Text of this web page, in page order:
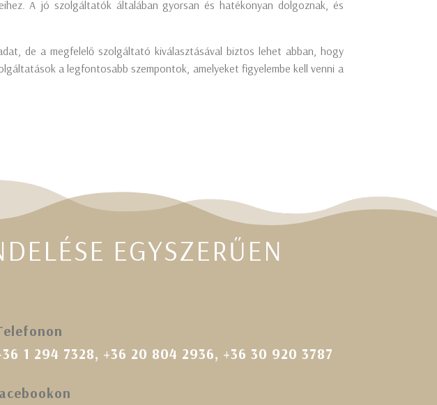
A jó szolgáltatók általában gyorsan és hatékonyan dolgoznak, és
de a megfelelő szolgáltató kiválasztásával biztos lehet abban, hogy
a legfontosabb szempontok, amelyeket figyelembe kell venni a
EGYSZERŰEN
1 294 7328, +36 20 804 2936, +36 30 920 3787